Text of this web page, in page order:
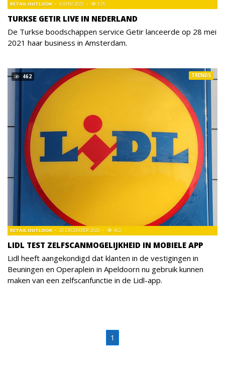
TURKSE GETIR LIVE IN NEDERLAND
RETAIL OUTLOOK 4 JUNI 2021 125
De Turkse boodschappen service Getir lanceerde op 28 mei
2021 haar business in Amsterdam.
462
LIDL TEST ZELFSCANMOGELIJKHEID IN MOBIELE APP
RETAIL OUTLOOK 20 DECEMBER 2020 462
TRENDS
Lidl heeft aangekondigd dat klanten in de vestigingen in
Beuningen en Operaplein in Apeldoorn nu gebruik kunnen
maken van een zelfscanfunctie in de Lidl-app.
1